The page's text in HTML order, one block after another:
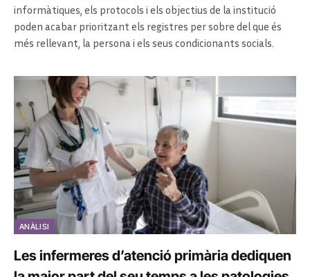
informàtiques, els protocols i els objectius de la institució
poden acabar prioritzant els registres per sobre del que és
més rellevant, la persona i els seus condicionants socials.
ANÀLISI
Les infermeres d’atenció primària dediquen